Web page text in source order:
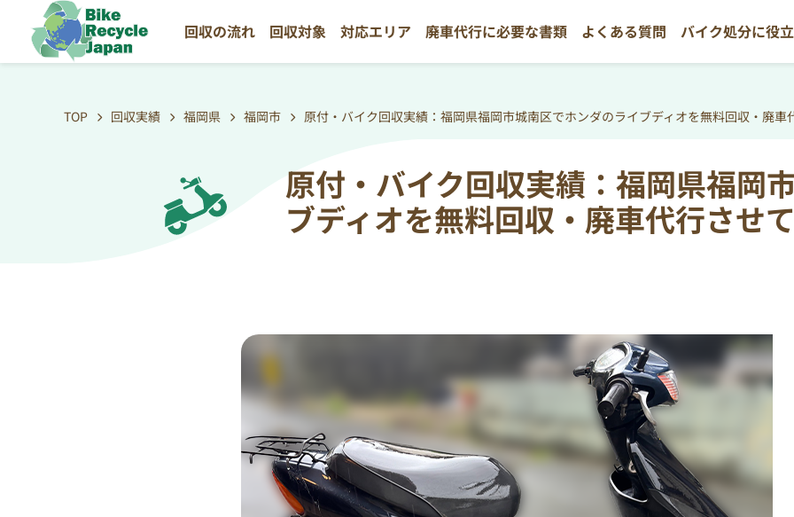
回収の流れ 回収対象 対応エリア 廃車代行に必要な書類 よくある質問 バイク処分に役
TOP 回収実績 福岡県 福岡市 原付・バイク回収実績：福岡県福岡市城南区でホンダのライブディオを無料回収・廃車
原付・バイク回収実績：福岡県福岡
ブディオを無料回収・廃車代行させ